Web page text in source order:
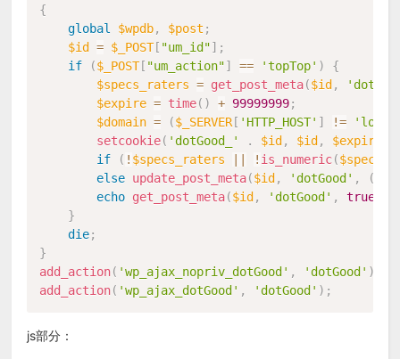
{
global
$wpdb, $post ;
$id
= $_POST[ "um_id"] ;
if
($_POST[ "um_action"] == 'topTop' )
{
$specs_raters = get_post_meta($id ,
$expire = time( ) + 99999999;
$domain = ($_SERVER[ 'HTTP_HOST' ] !=
setcookie( 'dotGood_' . $id , $id , $expire
if
( ! $specs_raters ! is_numeric(
else update_post_meta($id , 'dotGood' , (
echo get_post_meta($id , 'dotGood' , true
}
die;
}
add_action( 'wp_ajax_nopriv_dotGood' , 'dotGood' )
add_action( 'wp_ajax_dotGood' , 'dotGood' ) ;
js部分：